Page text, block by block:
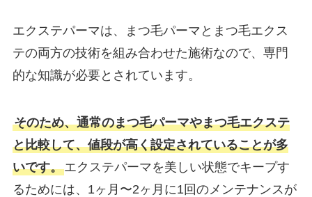
エクステパーマは、まつ毛パーマとまつ毛エクス
テの両方の技術を組み合わせた施術なので、専門
的な知識が必要とされています。
そのため、通常のまつ毛パーマやまつ毛エクステ
と比較して、値段が高く設定されていることが多
いです。エクステパーマを美しい状態でキープす
るためには、1ヶ月〜2ヶ月に1回のメンテナンスが